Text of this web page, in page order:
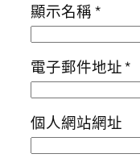
顯示名稱*
電子郵件地址*
個人網站網址